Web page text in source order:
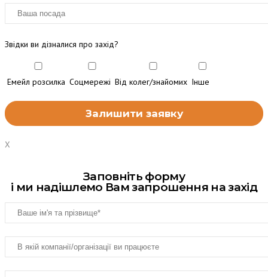
Звідки ви дізналися про захід?
Емейл розсилка Соцмережі Від колег/знайомих Інше
X
Заповніть форму
і ми надішлемо Вам запрошення на захід